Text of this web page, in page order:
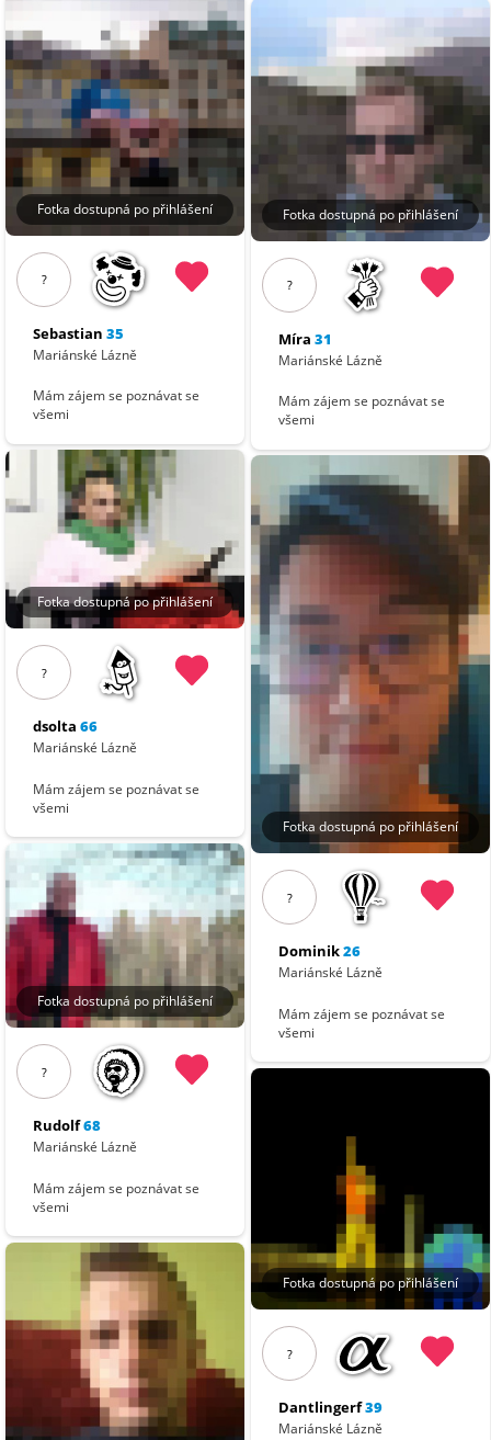
Fotka dostupná po přihlášení
?
Sebastian 35
Mariánské Lázně
Mám zájem se poznávat se
všemi
Fotka dostupná po přihlášení
?
dsolta 66
Mariánské Lázně
Mám zájem se poznávat se
všemi
Fotka dostupná po přihlášení
?
Rudolf68
Mariánské Lázně
Mám zájem se poznávat se
všemi
Fotka dostupná po přihlášení
?
Míra 31
Mariánské Lázně
Mám zájem se poznávat se
všemi
Fotka dostupná po přihlášení
?
Dominik26
Mariánské Lázně
Mám zájem se poznávat se
všemi
Fotka dostupná po přihlášení
?
Dantlingerf39
Mariánské Lázně